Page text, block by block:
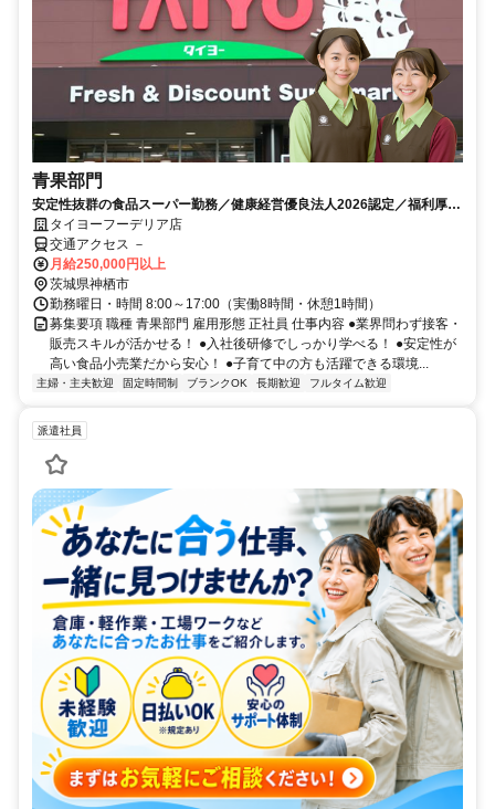
青果部門
安定性抜群の食品スーパー勤務／健康経営優良法人2026認定／福利厚生
充実／賞与年2回
タイヨーフーデリア店
交通アクセス －
月給250,000円以上
茨城県神栖市
勤務曜日・時間 8:00～17:00（実働8時間・休憩1時間）
募集要項 職種 青果部門 雇用形態 正社員 仕事内容 ●業界問わず接客・
販売スキルが活かせる！ ●入社後研修でしっかり学べる！ ●安定性が
高い食品小売業だから安心！ ●子育て中の方も活躍できる環境...
主婦・主夫歓迎 固定時間制 ブランクOK 長期歓迎 フルタイム歓迎
派遣社員